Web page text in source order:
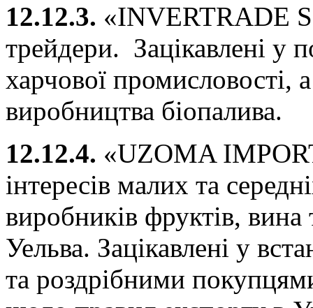
12.12.3. «INVERTRADE
трейдери. Зацікавлені у
харчової промисловості,
виробництва біопалива.
12.12.4. «UZOMA
інтересів малих та
виробників фруктів, вина
Уельва. Зацікавлені у
та роздрібними